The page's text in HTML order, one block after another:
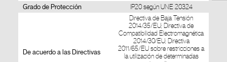
Grado de Protección IP20 según UNE 20324
De acuerdo a las Directivas
Directiva de Baja Tensión
2014/35/EU; Directiva de
Compatibilidad Electromagnética
2014/30/EU; Directiva
2011/65/EU sobre restricciones a
la utilización de determinadas